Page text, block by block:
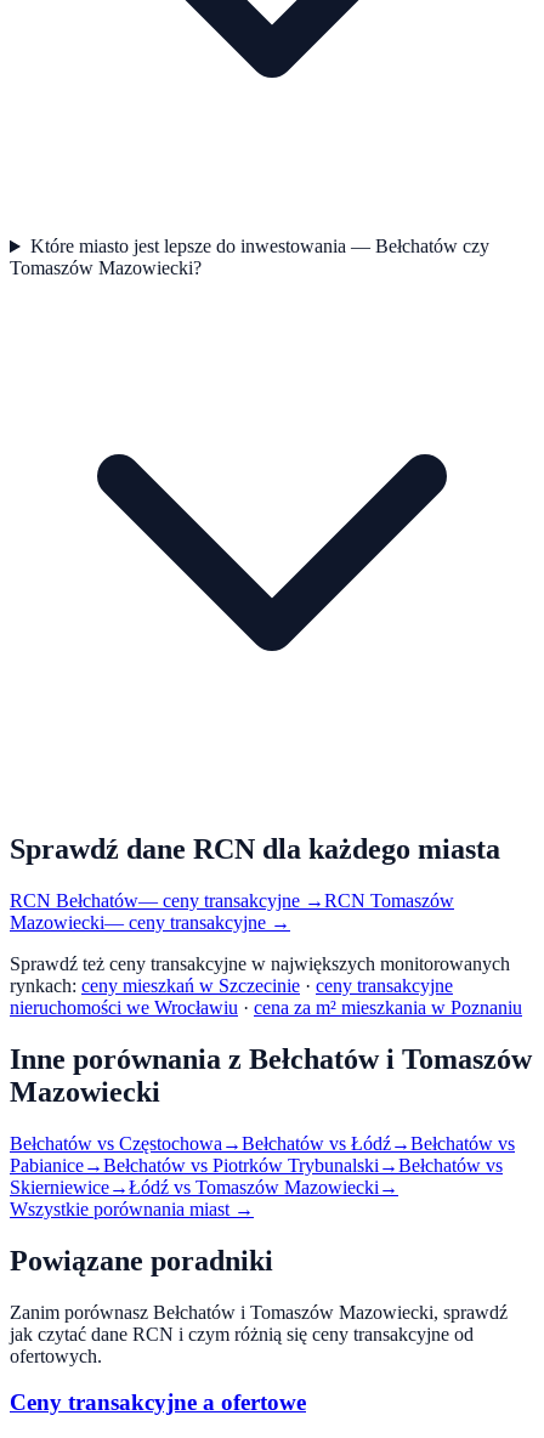
Które miasto jest lepsze do inwestowania — Bełchatów czy
Tomaszów Mazowiecki?
Sprawdź dane RCN dla każdego miasta
RCN Bełchatów— ceny transakcyjne →RCN Tomaszów
Mazowiecki— ceny transakcyjne →
Sprawdź też ceny transakcyjne w największych monitorowanych
rynkach: ceny mieszkań w Szczecinie · ceny transakcyjne
nieruchomości we Wrocławiu · cena za m² mieszkania w Poznaniu
Inne porównania z Bełchatówi Tomaszów
Mazowiecki
Bełchatów vs Częstochowa →Bełchatów vs Łódź→Bełchatów vs
Pabianice→Bełchatów vs Piotrków Trybunalski →Bełchatów vs
Skierniewice→Łódź vs Tomaszów Mazowiecki →
Wszystkie porównania miast →
Powiązane poradniki
Zanim porównasz Bełchatów i Tomaszów Mazowiecki, sprawdź
jak czytać dane RCN i czym różnią się ceny transakcyjne od
ofertowych.
Ceny transakcyjne a ofertowe